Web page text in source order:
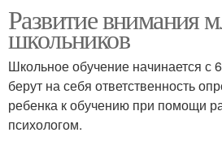
Развитие внимания
школьников
Школьное обучение начинается с
берут на себя ответственность
ребенка к обучению при помощи
психологом.